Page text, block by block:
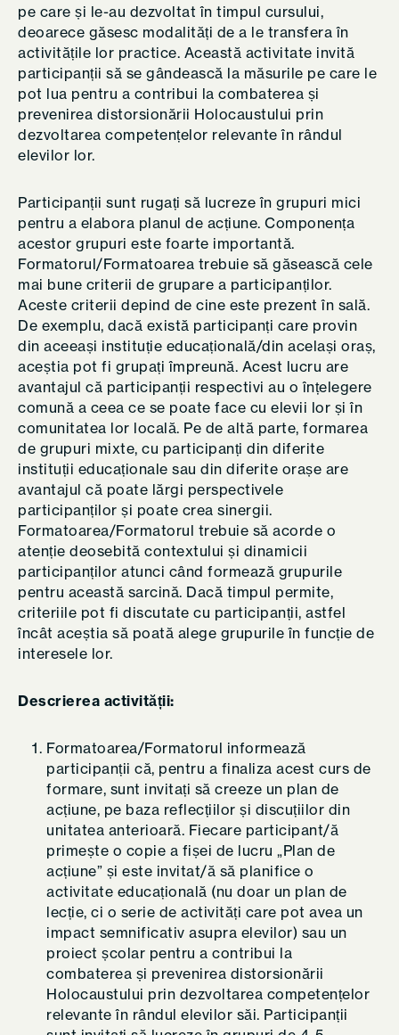
pe care și le-au dezvoltat în timpul cursului,
deoarece găsesc modalități de a le transfera în
activitățile lor practice. Această activitate invită
participanții să se gândească la măsurile pe care le
pot lua pentru a contribui la combaterea și
prevenirea distorsionării Holocaustului prin
dezvoltarea competențelor relevante în rândul
elevilor lor.
Participanții sunt rugați să lucreze în grupuri mici
pentru a elabora planul de acțiune. Componența
acestor grupuri este foarte importantă.
Formatorul/Formatoarea trebuie să găsească cele
mai bune criterii de grupare a participanților.
Aceste criterii depind de cine este prezent în sală.
De exemplu, dacă există participanți care provin
din aceeași instituție educațională/din același oraș,
aceștia pot fi grupați împreună. Acest lucru are
avantajul că participanții respectivi au o înțelegere
comună a ceea ce se poate face cu elevii lor și în
comunitatea lor locală. Pe de altă parte, formarea
de grupuri mixte, cu participanți din diferite
instituții educaționale sau din diferite orașe are
avantajul că poate lărgi perspectivele
participanților și poate crea sinergii.
Formatoarea/Formatorul trebuie să acorde o
atenție deosebită contextului și dinamicii
participanților atunci când formează grupurile
pentru această sarcină. Dacă timpul permite,
criteriile pot fi discutate cu participanții, astfel
încât aceștia să poată alege grupurile în funcție de
interesele lor.
Descrierea activității:
Formatoarea/Formatorul informează
participanții că, pentru a finaliza acest curs de
formare, sunt invitați să creeze un plan de
acțiune, pe baza reflecțiilor și discuțiilor din
unitatea anterioară. Fiecare participant/ă
primește o copie a fișei de lucru „Plan de
acțiune” și este invitat/ă să planifice o
activitate educațională (nu doar un plan de
lecție, ci o serie de activități care pot avea un
impact semnificativ asupra elevilor) sau un
proiect școlar pentru a contribui la
combaterea și prevenirea distorsionării
Holocaustului prin dezvoltarea competențelor
relevante în rândul elevilor săi. Participanții